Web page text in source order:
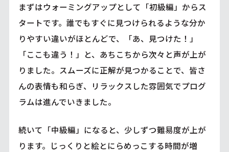
まずはウォーミングアップとして「初級編」からス
タートです。誰でもすぐに見つけられるような分か
りやすい違いがほとんどで、「あ、見つけた！」
「ここも違う！」と、あちこちから次々と声が上が
りました。スムーズに正解が見つかることで、皆さ
んの表情も和らぎ、リラックスした雰囲気でプログ
ラムは進んでいきました。
続いて「中級編」になると、少しずつ難易度が上が
ります。じっくりと絵とにらめっこする時間が増